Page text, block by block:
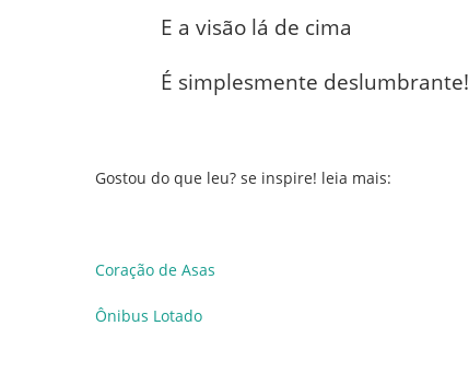
E a visão lá de cima
É simplesmente deslumbrante!
Gostou do que leu? se inspire! leia mais:
Coração de Asas
Ônibus Lotado